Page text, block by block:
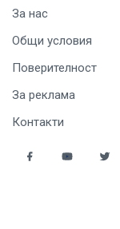
За нас
Общи условия
Поверителност
За реклама
Контакти